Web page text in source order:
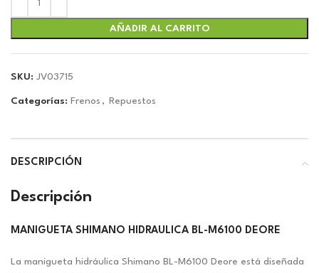
AÑADIR AL CARRITO
SKU: JV03715
Categorías: Frenos , Repuestos
DESCRIPCIÓN
Descripción
MANIGUETA SHIMANO HIDRAULICA BL-M6100 DEORE
La manigueta hidráulica Shimano BL-M6100 Deore está diseñada